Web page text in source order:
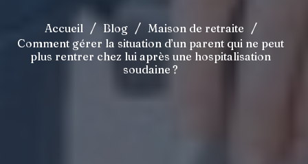
Accueil / Blog / Maison de retraite /
Comment gérer la situation d’un parent qui ne peut
plus rentrer chez lui après une hospitalisation
soudaine ?